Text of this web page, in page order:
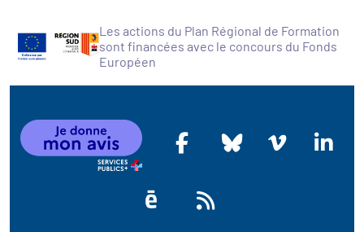
Les actions du Plan Régional de Formation
sont financées avec le concours du Fonds
Européen